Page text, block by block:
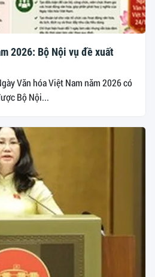
2026: Bộ Nội vụ đề xuất
Văn hóa Việt Nam năm 2026 có
Bộ Nội...